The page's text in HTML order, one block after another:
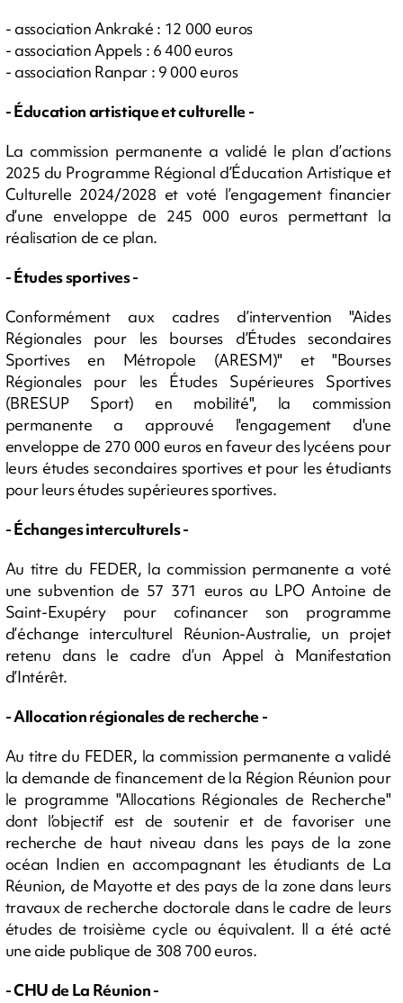
- association Ankraké : 12 000 euros
- association Appels : 6 400 euros
- association Ranpar : 9 000 euros
- Éducation artistique et culturelle -
La commission permanente a validé le plan d’actions
2025 du Programme Régional d’Éducation Artistique et
Culturelle 2024/2028 et voté l’engagement financier
d’une enveloppe de 245 000 euros permettant la
réalisation de ce plan.
- Études sportives -
Conformément aux cadres d’intervention "Aides
Régionales pour les bourses d’Études secondaires
Sportives en Métropole (ARESM)" et "Bourses
Régionales pour les Études Supérieures Sportives
(BRESUP Sport) en mobilité", la commission
permanente a approuvé l'engagement d'une
enveloppe de 270 000 euros en faveur des lycéens pour
leurs études secondaires sportives et pour les étudiants
pour leurs études supérieures sportives.
- Échanges interculturels -
Au titre du FEDER, la commission permanente a voté
une subvention de 57 371 euros au LPO Antoine de
Saint-Exupéry pour cofinancer son programme
d’échange interculturel Réunion-Australie, un projet
retenu dans le cadre d’un Appel à Manifestation
d’Intérêt.
- Allocation régionales de recherche -
Au titre du FEDER, la commission permanente a validé
la demande de financement de la Région Réunion pour
le programme "Allocations Régionales de Recherche"
dont l’objectif est de soutenir et de favoriser une
recherche de haut niveau dans les pays de la zone
océan Indien en accompagnant les étudiants de La
Réunion, de Mayotte et des pays de la zone dans leurs
travaux de recherche doctorale dans le cadre de leurs
études de troisième cycle ou équivalent. Il a été acté
une aide publique de 308 700 euros.
- CHU de La Réunion -